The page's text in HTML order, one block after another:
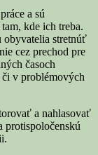
a sú
kde ich treba.
obyvatelia stretnúť
cez prechod pre
časoch
v problémových
a nahlasovať
protispoločenskú